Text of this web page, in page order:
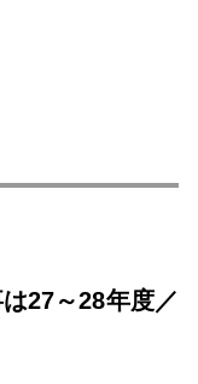
27～28年度／